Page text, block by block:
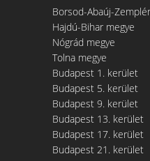
Borsod-Abaúj-
Hajdú-Bihar megye
Nógrád megye
Tolna megye
Budapest 1. kerület
Budapest 5. kerület
Budapest 9. kerület
Budapest 13. kerület
Budapest 17. kerület
Budapest 21. kerület